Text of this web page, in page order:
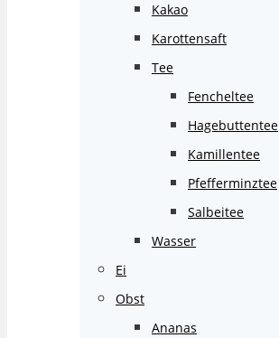
Kakao
Karottensaft
Tee
Fencheltee
Hagebuttentee
Kamillentee
Pfefferminztee
Salbeitee
Wasser
Ei
Obst
Ananas